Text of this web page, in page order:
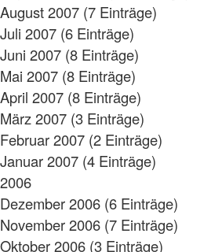
August 2007 (7 Einträge)
Juli 2007 (6 Einträge)
Juni 2007 (8 Einträge)
Mai 2007 (8 Einträge)
April 2007 (8 Einträge)
März 2007 (3 Einträge)
Februar 2007 (2 Einträge)
Januar 2007 (4 Einträge)
2006
Dezember 2006 (6 Einträge)
November 2006 (7 Einträge)
Oktober 2006 (3 Einträge)